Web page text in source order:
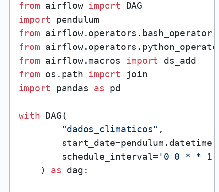
from airflow import
import
from airflow.operators.bash_operator
from
from airflow.macros import
from os.path import
import pandas as pd
with DAG(
"dados_climaticos" ,
        start_date=pendulum.datetime(
        schedule_interval=
'0 0 * * 1'
    )
as dag: